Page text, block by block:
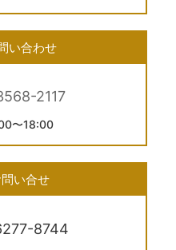
い合わせ
2117
〜18:00
い合せ
8744